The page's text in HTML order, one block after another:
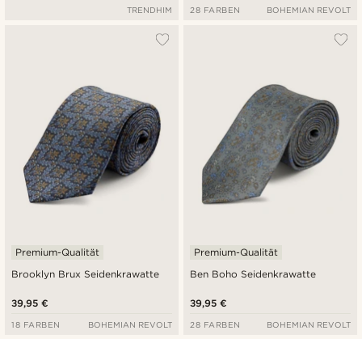
TRENDHIM 28 FARBEN BOHEMIAN REVOLT
Brooklyn Brux Seidenkrawatte
Premium-Qualität
39,95 €
18 FARBEN BOHEMIAN REVOLT
Ben Boho Seidenkrawatte
Premium-Qualität
39,95 €
28 FARBEN BOHEMIAN REVOLT